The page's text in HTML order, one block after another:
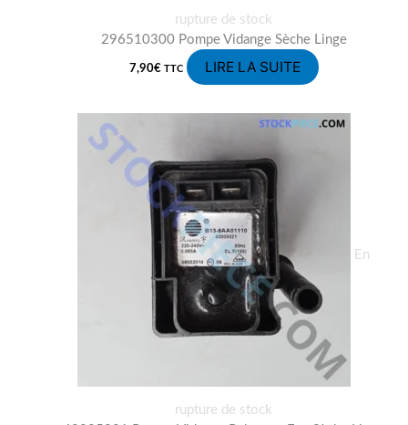
rupture de stock
296510300 Pompe Vidange Sèche Linge
7,90€ TTC LIRE LA SUITE
En
rupture de stock